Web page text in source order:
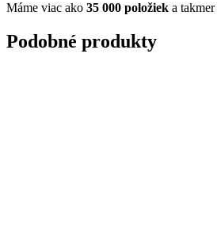
Máme viac ako 35 000 položiek a takmer
Podobné produkty